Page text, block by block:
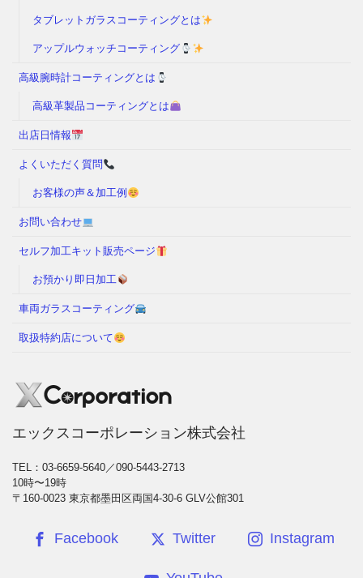
タブレットガラスコーティングとは
アップルウォッチコーティング
高級腕時計コーティングとは
高級革製品コーティングとは
出店日情報
よくいただく質問
お客様の声＆加工例
お問い合わせ
セルフ加工キット販売ページ
お預かり即日加工
車両ガラスコーティング
取扱特約店について
エックスコーポレーション株式会社
TEL：03-6659-5640／090-5443-2713
10時〜19時
〒160-0023 東京都墨田区両国4-30-6 GLV公館301
Facebook Twitter Instagram